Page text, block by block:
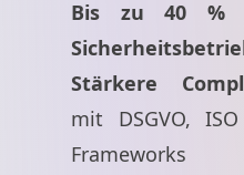
Bis zu 40 %
Stärkere
mit DSGVO,
Frameworks